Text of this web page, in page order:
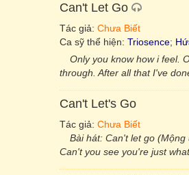
Can't Let Go
Tác giả: Chưa Biết
Ca sỹ thể hiện: Triosence;
Only you know how i feel.
through. After all that I've
Can't Let's Go
Tác giả: Chưa Biết
Bài hát: Can't let go
Can't you see you're just